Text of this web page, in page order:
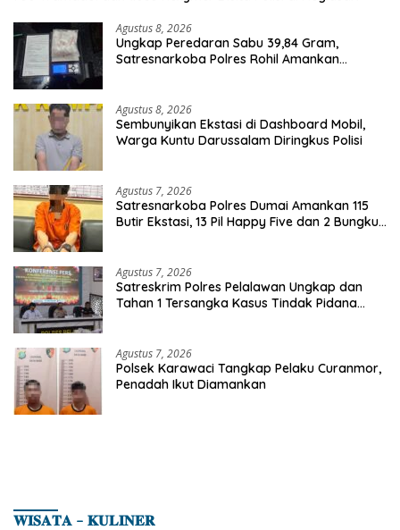
Agustus 8, 2026
Ungkap Peredaran Sabu 39,84 Gram,
Satresnarkoba Polres Rohil Amankan
Agustus 8, 2026
Sembunyikan Ekstasi di Dashboard Mobil,
Warga Kuntu Darussalam Diringkus Polisi
Agustus 7, 2026
Satresnarkoba Polres Dumai Amankan 115
Butir Ekstasi, 13 Pil Happy Five dan 2 Bungkus
Agustus 7, 2026
Satreskrim Polres Pelalawan Ungkap dan
Tahan 1 Tersangka Kasus Tindak Pidana
Agustus 7, 2026
Polsek Karawaci Tangkap Pelaku Curanmor,
Penadah Ikut Diamankan
𝐖𝐈𝐒𝐀𝐓𝐀 – 𝐊𝐔𝐋𝐈𝐍𝐄𝐑